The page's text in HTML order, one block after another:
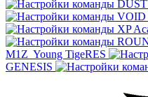
M1Z Young TigeRES
GENESIS